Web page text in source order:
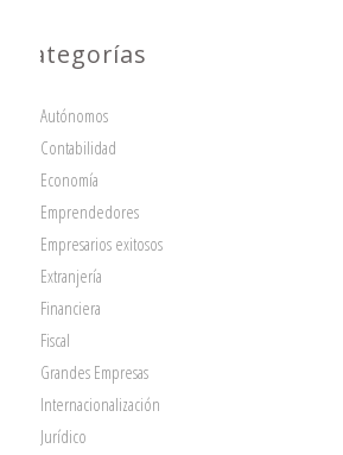
Categorías
Autónomos
Contabilidad
Economía
Emprendedores
Empresarios exitosos
Extranjería
Financiera
Fiscal
Grandes Empresas
Internacionalización
Jurídico